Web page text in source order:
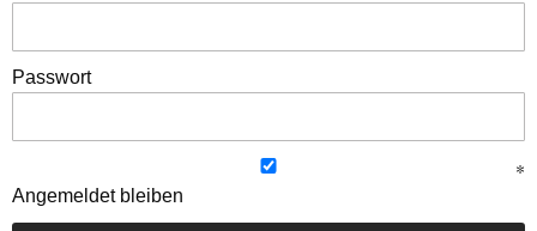
Passwort
Angemeldet bleiben